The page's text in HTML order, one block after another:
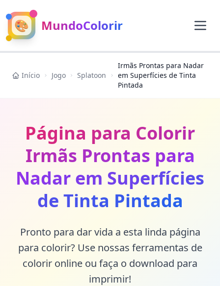
🎨 MundoColorir
Início Jogo Splatoon
Irmãs Prontas para Nadar
em Superfícies de Tinta
Pintada
Página para Colorir
Irmãs Prontas para
Nadar em Superfícies
de Tinta Pintada
Pronto para dar vida a esta linda página
para colorir? Use nossas ferramentas de
colorir online ou faça o download para
imprimir!